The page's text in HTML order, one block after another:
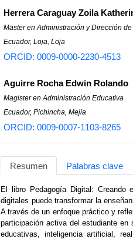
Herrera Caraguay Zoila
Master en Administración y Dirección
Ecuador, Loja, Loja
ORCID: 0009-0000-2230-4513
Aguirre Rocha Edwin Rolando
Magister en Administración Educativa
Ecuador, Pichincha, Mejia
ORCID: 0009-0007-1103-8265
Resumen Palabras clave
El libro Pedagogía Digital: Creando
digitales puede transformar la
A través de un enfoque práctico y
participación activa del estudiante en
educativas, inteligencia artificial,